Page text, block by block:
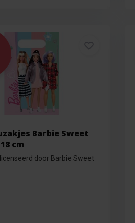
Barbie Sweet
cm
door Barbie Sweet